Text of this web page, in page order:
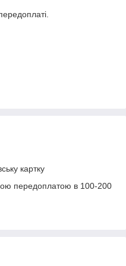
картку
передоплатою в 100-200